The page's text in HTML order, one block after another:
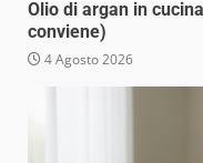
Olio di argan in
conviene)
4 Agosto 2026